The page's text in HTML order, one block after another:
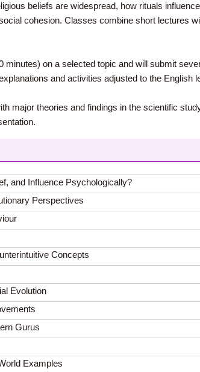
beliefs are widespread, how rituals
cohesion. Classes combine short lectures
minutes) on a selected topic and will submit
and activities adjusted to the English
major theories and findings in the scientific
and Influence Psychologically?
Perspectives
Concepts
Evolution
Gurus
Examples